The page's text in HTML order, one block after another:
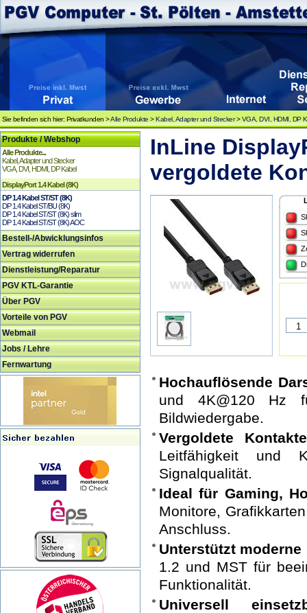
Sie befinden sich hier: Privatkunden >Alle Produkte >Kabel, Adapter und Stecker>VGA, DVI, HDMI, DP
Produkte / Webshop
Alle Produkte...
Kabel, Adapter und Stecker
VGA, DVI, HDMI, DP Kabel
DisplayPort 1.4 Kabel (8K)
DP 1.4 Kabel ST/ST (8K)
DP 1.4 Kabel ST/BU (8K)
DP 1.4 Kabel ST/ST (8K) slim
DP 1.4 Kabel ST/ST (8K) AOC
Bestell-/Abwicklungsinfos
Vertrag widerrufen
Dienstleistung/Reparatur
PGV KTL-Garantie
Über PGV
Vorteile von PGV
Webmail
Jobs / Lehre
Fernwartung
InLine
vergoldete
Hochauflösende
und 4K@120 Hz
Bildwiedergabe.
Vergoldete
Leitfähigkeit und
Signalqualität.
Ideal für Gaming,
Monitore,
Anschluss.
Unterstützt
1.2 und MST für
Funktionalität.
Universell